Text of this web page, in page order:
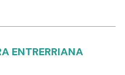
ENTRERRIANA